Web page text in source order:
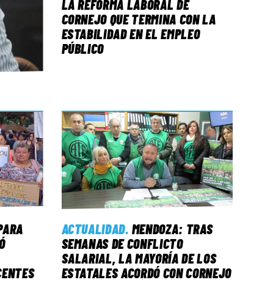
LA REFORMA LABORAL DE
CORNEJO QUE TERMINA CON LA
ESTABILIDAD EN EL EMPLEO
PÚBLICO
ACTUALIDAD. MENDOZA: TRAS
SEMANAS DE CONFLICTO
SALARIAL, LA MAYORÍA DE LOS
ESTATALES ACORDÓ CON CORNEJO